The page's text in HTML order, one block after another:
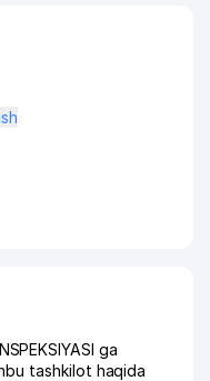
ga
tashkilot haqida